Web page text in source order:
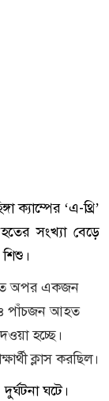
ক্যাম্পের ‘এ-থ্রি’
সংখ্যা বেড়ে
অপর একজন
পাঁচজন আহত
হচ্ছে।
ক্লাস করছিল।
ঘটে।